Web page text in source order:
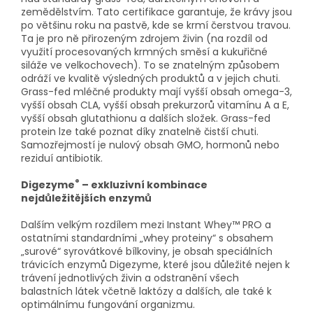
zemědělstvím. Tato certifikace garantuje, že krávy jsou
po většinu roku na pastvě, kde se krmí čerstvou travou.
Ta je pro ně přirozeným zdrojem živin (na rozdíl od
využití procesovaných krmných směsí a kukuřičné
siláže ve velkochovech). To se znatelným způsobem
odráží ve kvalitě výsledných produktů a v jejich chuti.
Grass-fed mléčné produkty mají vyšší obsah omega-3,
vyšší obsah CLA, vyšší obsah prekurzorů vitamínu A a E,
vyšší obsah glutathionu a dalších složek. Grass-fed
protein lze také poznat díky znatelně čistší chuti.
Samozřejmostí je nulový obsah GMO, hormonů nebo
reziduí antibiotik.
Digezyme® – exkluzivní kombinace
nejdůležitějších enzymů
Dalším velkým rozdílem mezi Instant Whey™ PRO a
ostatními standardními „whey proteiny“ s obsahem
„surové“ syrovátkové bílkoviny, je obsah speciálních
trávicích enzymů Digezyme, které jsou důležité nejen k
trávení jednotlivých živin a odstranění všech
balastních látek včetně laktózy a dalších, ale také k
optimálnímu fungování organizmu.